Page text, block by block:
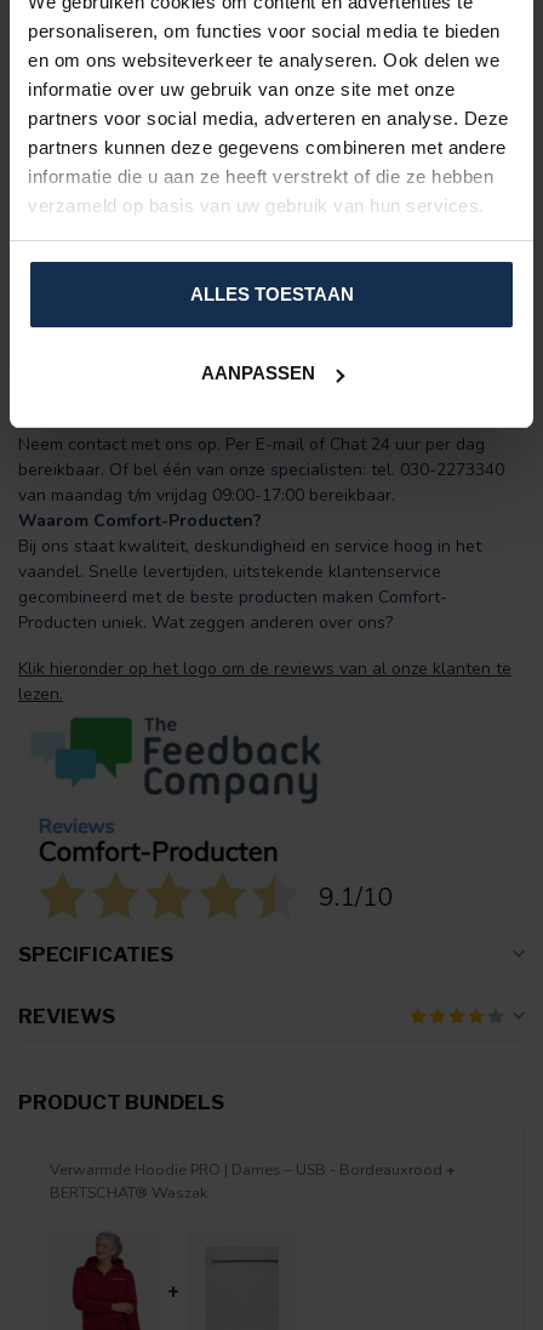
personaliseren, om functies voor social media te bieden
en om ons websiteverkeer te analyseren. Ook delen we
informatie over uw gebruik van onze site met onze
partners voor social media, adverteren en analyse. Deze
partners kunnen deze gegevens combineren met andere
informatie die u aan ze heeft verstrekt of die ze hebben
verzameld op basis van uw gebruik van hun services.
ALLES TOESTAAN
AANPASSEN
Neem contact met ons op. Per E-mail of Chat 24 uur per dag
bereikbaar. Of bel één van onze specialisten: tel. 030-2273340
van maandag t/m vrijdag 09:00-17:00 bereikbaar.
Waarom Comfort-Producten?
Bij ons staat kwaliteit, deskundigheid en service hoog in het
vaandel. Snelle levertijden, uitstekende klantenservice
gecombineerd met de beste producten maken Comfort-
Producten uniek. Wat zeggen anderen over ons?
Klik hieronder op het logo om de reviews van al onze klanten te
lezen.
SPECIFICATIES
REVIEWS
PRODUCT BUNDELS
Verwarmde Hoodie PRO | Dames – USB - Bordeauxrood +
BERTSCHAT® Waszak
+